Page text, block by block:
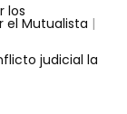
los
el Mutualista |
judicial la